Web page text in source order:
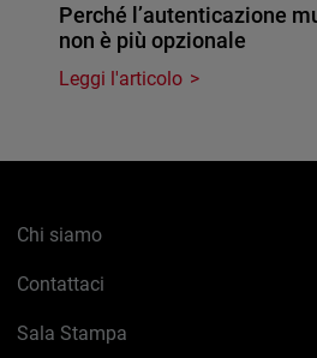
Perché l’autenticazione
non è più opzionale
Leggi l'articolo
Chi siamo
Contattaci
Sala Stampa